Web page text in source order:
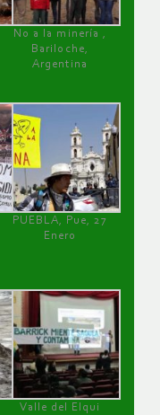
No a la minería ,
Bariloche,
Argentina
PUEBLA, Pue, 27
Enero
Valle del Elqui